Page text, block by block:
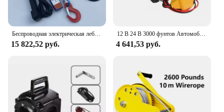
Беспроводная электрическая лебедка для морского использования, для внедорожников, портативная лодка, самодвижущееся Туристическое оборудование, спасательная Лебедка 12 В, 5000 фунтов
15 822,52 руб.
12 В 24 В 3000 фунтов Автомобильная электрическая лебедка Электронная автомобильная лебедка Внедорожная лебедка Электромагнитный тормоз для тяги автомобиля
4 641,53 руб.